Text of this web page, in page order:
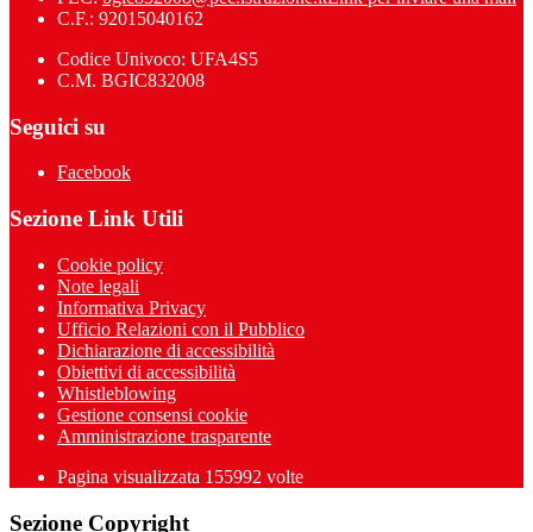
C.F.: 92015040162
Codice Univoco: UFA4S5
C.M. BGIC832008
Seguici su
Facebook
Sezione Link Utili
Cookie policy
Note legali
Informativa Privacy
Ufficio Relazioni con il Pubblico
Dichiarazione di accessibilità
Obiettivi di accessibilità
Whistleblowing
Gestione consensi cookie
Amministrazione trasparente
Pagina visualizzata 155992 volte
Sezione Copyright